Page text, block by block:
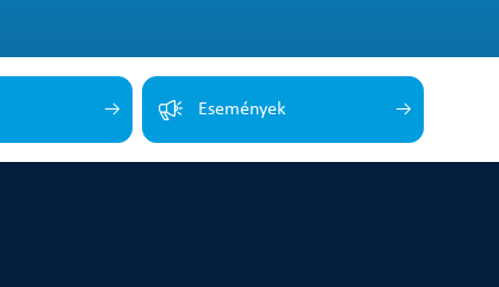
Események